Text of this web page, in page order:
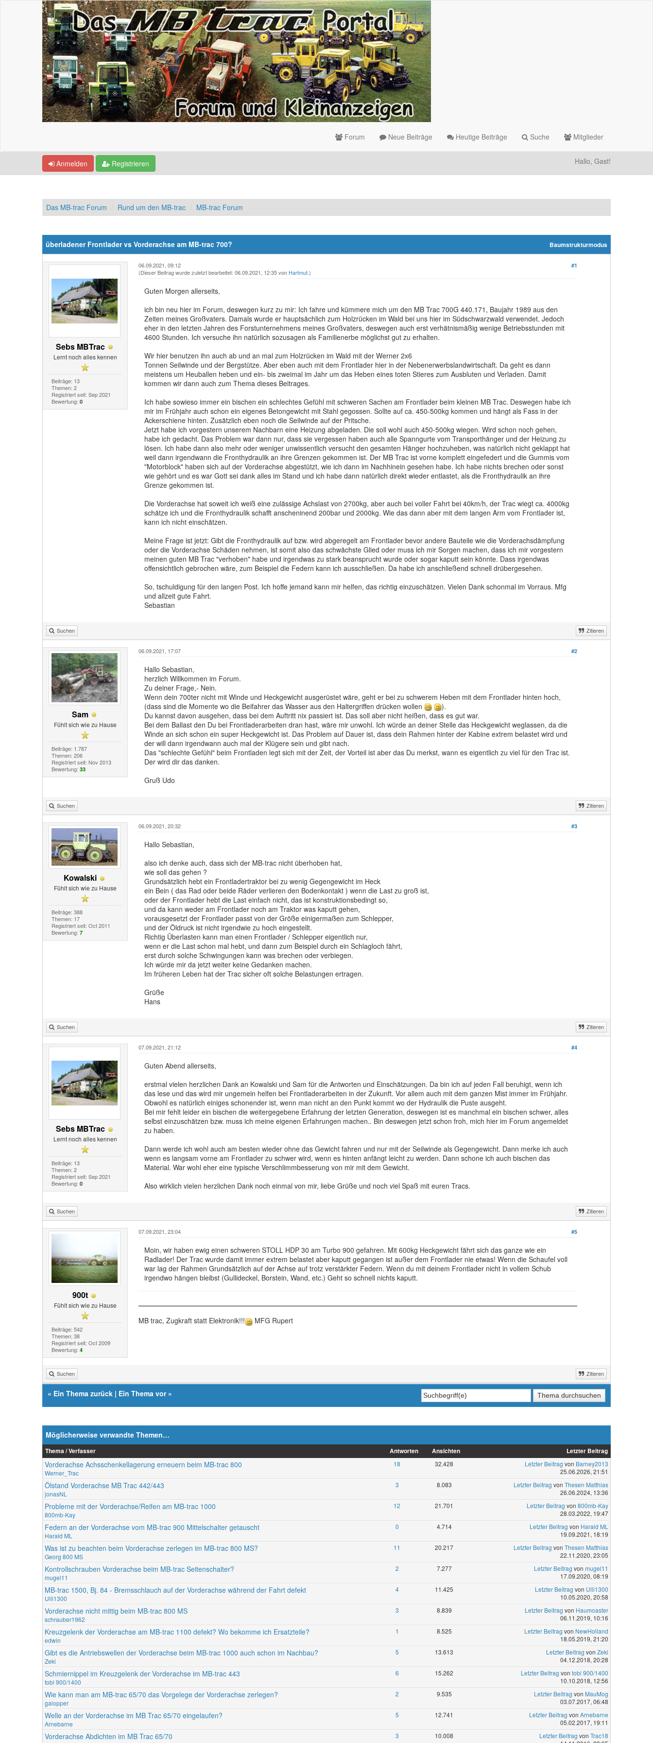
Forum Neue Beiträge Heutige Beiträge Suche Mitglieder
Anmelden Registrieren Hallo, Gast!
Das MB-trac Forum Rund um den MB-trac MB-trac Forum
Baumstrukturmodus
überladener Frontlader vs Vorderachse am MB-trac 700?
Sebs MBTrac
Lernt noch alles kennen
Beiträge: 13
Themen: 2
Registriert seit: Sep 2021
Bewertung: 0
#1
06.09.2021, 09:12
(Dieser Beitrag wurde zuletzt bearbeitet: 06.09.2021, 12:35 von Hartmut.)
Guten Morgen allerseits,
ich bin neu hier im Forum, deswegen kurz zu mir: Ich fahre und kümmere mich um den MB Trac 700G 440.171, Baujahr 1989 aus den
Zeiten meines Großvaters. Damals wurde er hauptsächlich zum Holzrücken im Wald bei uns hier im Südschwarzwald verwendet. Jedoch
eher in den letzten Jahren des Forstunternehmens meines Großvaters, deswegen auch erst verhätnismäßig wenige Betriebsstunden mit
4600 Stunden. Ich versuche ihn natürlich sozusagen als Familienerbe möglichst gut zu erhalten.
Wir hier benutzen ihn auch ab und an mal zum Holzrücken im Wald mit der Werner 2x6
Tonnen Seilwinde und der Bergstütze. Aber eben auch mit dem Frontlader hier in der Nebenerwerbslandwirtschaft. Da geht es dann
meistens um Heuballen heben und ein- bis zweimal im Jahr um das Heben eines toten Stieres zum Ausbluten und Verladen. Damit
kommen wir dann auch zum Thema dieses Beitrages.
Ich habe sowieso immer ein bischen ein schlechtes Gefühl mit schweren Sachen am Frontlader beim kleinen MB Trac. Deswegen habe ich
mir im Frühjahr auch schon ein eigenes Betongewicht mit Stahl gegossen. Sollte auf ca. 450-500kg kommen und hängt als Fass in der
Ackerschiene hinten. Zusätzlich eben noch die Seilwinde auf der Pritsche.
Jetzt habe ich vorgestern unserem Nachbarn eine Heizung abgeladen. Die soll wohl auch 450-500kg wiegen. Wird schon noch gehen,
habe ich gedacht. Das Problem war dann nur, dass sie vergessen haben auch alle Spanngurte vom Transporthänger und der Heizung zu
lösen. Ich habe dann also mehr oder weniger unwissentlich versucht den gesamten Hänger hochzuheben, was natürlich nicht geklappt hat
weil dann irgendwann die Fronthydraulik an ihre Grenzen gekommen ist. Der MB Trac ist vorne komplett eingefedert und die Gummis vom
"Motorblock" haben sich auf der Vorderachse abgestützt, wie ich dann im Nachhinein gesehen habe. Ich habe nichts brechen oder sonst
wie gehört und es war Gott sei dank alles im Stand und ich habe dann natürlich direkt wieder entlastet, als die Fronthydraulik an ihre
Grenze gekommen ist.
Die Vorderachse hat soweit ich weiß eine zulässige Achslast von 2700kg, aber auch bei voller Fahrt bei 40km/h, der Trac wiegt ca. 4000kg
schätze ich und die Fronthydraulik schafft anscheninend 200bar und 2000kg. Wie das dann aber mit dem langen Arm vom Frontlader ist,
kann ich nicht einschätzen.
Meine Frage ist jetzt: Gibt die Fronthydraulik auf bzw. wird abgeregelt am Frontlader bevor andere Bauteile wie die Vorderachsdämpfung
oder die Vorderachse Schäden nehmen, ist somit also das schwächste Glied oder muss ich mir Sorgen machen, dass ich mir vorgestern
meinen guten MB Trac "verhoben" habe und irgendwas zu stark beansprucht wurde oder sogar kaputt sein könnte. Dass irgendwas
offensichtlich gebrochen wäre, zum Beispiel die Federn kann ich ausschließen. Da habe ich anschließend schnell drübergesehen.
So, tschuldigung für den langen Post. Ich hoffe jemand kann mir helfen, das richtig einzuschätzen. Vielen Dank schonmal im Vorraus. Mfg
und allzeit gute Fahrt.
Sebastian
Suchen Zitieren
Sam
Fühlt sich wie zu Hause
Beiträge: 1.787
Themen: 206
Registriert seit: Nov 2013
Bewertung: 33
#2
06.09.2021, 17:07
Hallo Sebastian,
herzlich Willkommen im Forum.
Zu deiner Frage,- Nein.
Wenn dein 700ter nicht mit Winde und Heckgewicht ausgerüstet wäre, geht er bei zu schwerem Heben mit dem Frontlader hinten hoch,
(dass sind die Momente wo die Beifahrer das Wasser aus den Haltergriffen drücken wollen
).
Du kannst davon ausgehen, dass bei dem Auftritt nix passiert ist. Das soll aber nicht heißen, dass es gut war.
Bei dem Ballast den Du bei Frontladerarbeiten dran hast, wäre mir unwohl. Ich würde an deiner Stelle das Heckgewicht weglassen, da die
Winde an sich schon ein super Heckgewicht ist. Das Problem auf Dauer ist, dass dein Rahmen hinter der Kabine extrem belastet wird und
der will dann irgendwann auch mal der Klügere sein und gibt nach.
Das "schlechte Gefühl" beim Frontladen legt sich mit der Zeit, der Vorteil ist aber das Du merkst, wann es eigentlich zu viel für den Trac ist.
Der wird dir das danken.
Gruß Udo
Suchen Zitieren
Kowalski
Fühlt sich wie zu Hause
Beiträge: 388
Themen: 17
Registriert seit: Oct 2011
Bewertung: 7
#3
06.09.2021, 20:32
Hallo Sebastian,
also ich denke auch, dass sich der MB-trac nicht überhoben hat,
wie soll das gehen ?
Grundsätzlich hebt ein Frontladertraktor bei zu wenig Gegengewicht im Heck
ein Bein ( das Rad oder beide Räder verlieren den Bodenkontakt ) wenn die Last zu groß ist,
oder der Frontlader hebt die Last einfach nicht, das ist konstruktionsbedingt so,
und da kann weder am Frontlader noch am Traktor was kaputt gehen,
vorausgesetzt der Frontlader passt von der Größe einigermaßen zum Schlepper,
und der Öldruck ist nicht irgendwie zu hoch eingestellt.
Richtig Überlasten kann man einen Frontlader / Schlepper eigentlich nur,
wenn er die Last schon mal hebt, und dann zum Beispiel durch ein Schlagloch fährt,
erst durch solche Schwingungen kann was brechen oder verbiegen.
Ich würde mir da jetzt weiter keine Gedanken machen.
Im früheren Leben hat der Trac sicher oft solche Belastungen ertragen.
Grüße
Hans
Suchen Zitieren
Sebs MBTrac
Lernt noch alles kennen
Beiträge: 13
Themen: 2
Registriert seit: Sep 2021
Bewertung: 0
#4
07.09.2021, 21:12
Guten Abend allerseits,
erstmal vielen herzlichen Dank an Kowalski und Sam für die Antworten und Einschätzungen. Da bin ich auf jeden Fall beruhigt, wenn ich
das lese und das wird mir ungemein helfen bei Frontladerarbeiten in der Zukunft. Vor allem auch mit dem ganzen Mist immer im Frühjahr.
Obwohl es natürlich einiges schonender ist, wenn man nicht an den Punkt kommt wo der Hydraulik die Puste ausgeht.
Bei mir fehlt leider ein bischen die weitergegebene Erfahrung der letzten Generation, deswegen ist es manchmal ein bischen schwer, alles
selbst einzuschätzen bzw. muss ich meine eigenen Erfahrungen machen.. Bin deswegen jetzt schon froh, mich hier im Forum angemeldet
zu haben.
Dann werde ich wohl auch am besten wieder ohne das Gewicht fahren und nur mit der Seilwinde als Gegengewicht. Dann merke ich auch
wenn es langsam vorne am Frontlader zu schwer wird, wenn es hinten anfängt leicht zu werden. Dann schone ich auch bischen das
Material. War wohl eher eine typische Verschlimmbesserung von mir mit dem Gewicht.
Also wirklich vielen herzlichen Dank noch einmal von mir, liebe Grüße und noch viel Spaß mit euren Tracs.
Suchen Zitieren
900t
Fühlt sich wie zu Hause
Beiträge: 542
Themen: 38
Registriert seit: Oct 2009
Bewertung: 4
#5
07.09.2021, 23:04
Moin, wir haben ewig einen schweren STOLL HDP 30 am Turbo 900 gefahren. Mit 600kg Heckgewicht fährt sich das ganze wie ein
Radlader! Der Trac wurde damit immer extrem belastet aber kaputt gegangen ist außer dem Frontlader nie etwas! Wenn die Schaufel voll
war lag der Rahmen Grundsätzlich auf der Achse auf trotz verstärkter Federn. Wenn du mit deinem Frontlader nicht in vollem Schub
irgendwo hängen bleibst (Gullideckel, Borstein, Wand, etc.) Geht so schnell nichts kaputt.
MB trac, Zugkraft statt Elektronik!!! MFG Rupert
Suchen Zitieren
« Ein Thema zurück | Ein Thema vor»
Möglicherweise verwandte Themen…
Thema / Verfasser Antworten Ansichten Letzter Beitrag
Vorderachse Achsschenkellagerung erneuern beim MB-trac 800
Werner_Trac
18 32.428 Letzter Beitrag von Barney2013
25.06.2026, 21:51
Ölstand Vorderachse MB Trac 442/443
jonasNL
3 8.083 Letzter Beitrag von Thesen Matthias
26.06.2024, 13:36
Probleme mit der Vorderachse/Reifen am MB-trac 1000
800mb-Kay
12 21.701 Letzter Beitrag von 800mb-Kay
28.03.2022, 19:47
Federn an der Vorderachse vom MB-trac 900 Mittelschalter getauscht
Harald ML
0 4.714 Letzter Beitrag von Harald ML
19.09.2021, 18:19
Was ist zu beachten beim Vorderachse zerlegen im MB-trac 800 MS?
Georg 800 MS
11 20.217 Letzter Beitrag von Thesen Matthias
22.11.2020, 23:05
Kontrollschrauben Vorderachse beim MB-trac Seitenschalter?
mugel11
2 7.277 Letzter Beitrag von mugel11
17.09.2020, 08:19
MB-trac 1500, Bj. 84 - Bremsschlauch auf der Vorderachse während der Fahrt defekt
Ulli1300
4 11.425 Letzter Beitrag von Ulli1300
10.05.2020, 20:58
Vorderachse nicht mittig beim MB-trac 800 MS
schrauber1962
3 8.839 Letzter Beitrag von Haumoaster
06.11.2019, 10:16
Kreuzgelenk der Vorderachse am MB-trac 1100 defekt? Wo bekomme ich Ersatzteile?
edwin
1 8.525 Letzter Beitrag von NewHolland
18.05.2019, 21:20
Gibt es die Antriebswellen der Vorderachse beim MB-trac 1000 auch schon im Nachbau?
Zeki
5 13.613 Letzter Beitrag von Zeki
04.12.2018, 20:28
Schmiernippel im Kreuzgelenk der Vorderachse im MB-trac 443
tobi 900/1400
6 15.262 Letzter Beitrag von tobi 900/1400
10.10.2018, 12:56
Wie kann man am MB-trac 65/70 das Vorgelege der Vorderachse zerlegen?
galopper
2 9.535 Letzter Beitrag von MauMog
03.07.2017, 06:48
Welle an der Vorderachse im MB Trac 65/70 eingelaufen?
Arnebarne
5 12.741 Letzter Beitrag von Arnebarne
05.02.2017, 19:11
Vorderachse Abdichten im MB Trac 65/70 3 10.008 Letzter Beitrag von Trac18